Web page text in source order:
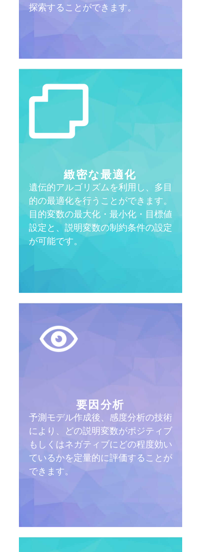
探索することができます。
緻密な最適化
遺伝的アルゴリズムを利用し、多目
的の最適化を行うことができます。
目的変数の最大化・最小化・目標値
設定と、説明変数の制約条件の設定
が可能です。
要因分析
予測モデル作成後、感度分析の技術
により、どの説明変数がポジティブ
もしくはネガティブにどの程度効い
ているかを定量的に評価することが
できます。